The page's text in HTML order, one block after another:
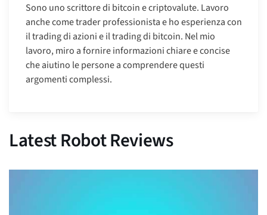
Sono uno scrittore di bitcoin e criptovalute. Lavoro
anche come trader professionista e ho esperienza con
il trading di azioni e il trading di bitcoin. Nel mio
lavoro, miro a fornire informazioni chiare e concise
che aiutino le persone a comprendere questi
argomenti complessi.
Latest Robot Reviews